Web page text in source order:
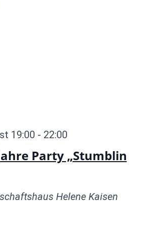
Party „Stumblin
19:00 - 22:00
Helene Kaisen